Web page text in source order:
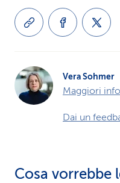
Vera Sohmer
Maggiori
Dai un
Cosa vorrebbe